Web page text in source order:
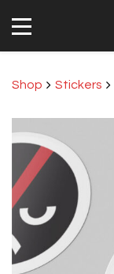
Shop Stickers